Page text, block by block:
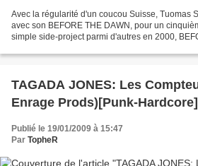
Avec la régularité d'un coucou Suisse, Tuomas
avec son BEFORE THE DAWN, pour un
simple side-project parmi d'autres en 2000,
TAGADA JONES: Les
Enrage Prods)[Punk-Hardcore]
Publié le 19/01/2009 à 15:47
Par TopheR